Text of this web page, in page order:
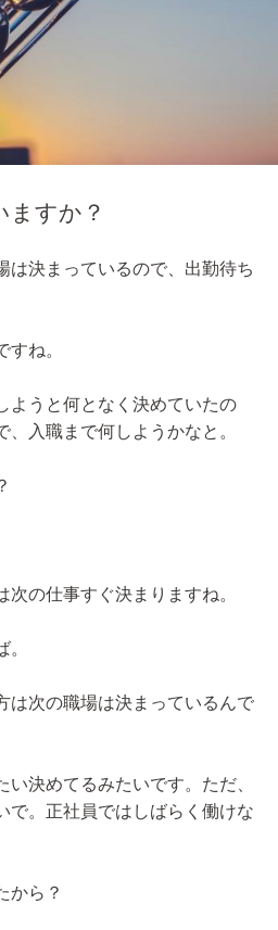
ますか？
は決まっているので、出勤待ち
ね。
ようと何となく決めていたの
入職まで何しようかなと。
の仕事すぐ決まりますね。
は次の職場は決まっているんで
決めてるみたいです。ただ、
で。正社員ではしばらく働けな
から？